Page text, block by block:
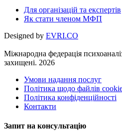
Для організацій та експертів
Як стати членом МФП
Designed by EVRI.CO
Міжнародна федерація
захищені. 2026
Умови надання послуг
Політика щодо файлів
Політика конфіденційності
Контакти
Запит на консультацію